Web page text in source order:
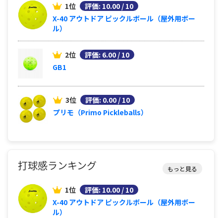
1位
評価: 10.00 / 10
X-40 アウトドア ピックルボール（屋外用ボー
ル）
2位
評価: 6.00 / 10
GB1
3位
評価: 0.00 / 10
プリモ（Primo Pickleballs）
打球感ランキング もっと見る
1位
評価: 10.00 / 10
X-40 アウトドア ピックルボール（屋外用ボー
ル）